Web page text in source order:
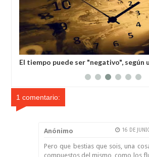
El tiempo puede ser "negativo", según
1 comentario:
Anónimo 16 DE
Pero que bestias que sois, una
compuestos del mismo, como los